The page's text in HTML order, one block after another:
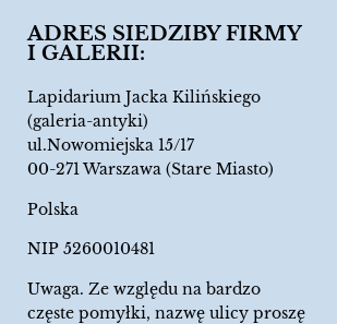
ADRES SIEDZIBY FIRMY
I GALERII:
Lapidarium Jacka Kilińskiego
(galeria-antyki)
ul.Nowomiejska 15/17
00-271 Warszawa (Stare Miasto)
Polska
NIP 5260010481
Uwaga. Ze względu na bardzo
częste pomyłki, nazwę ulicy proszę